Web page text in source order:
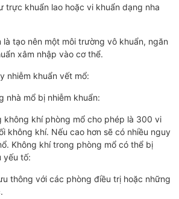
trực khuẩn lao hoặc vi khuẩn dạng nha
là tạo nên một môi trường vô khuẩn, ngăn
xâm nhập vào cơ thể.
nhiễm khuẩn vết mổ:
mổ bị nhiễm khuẩn:
không khí phòng mổ cho phép là 300 vi
không khí. Nếu cao hơn sẽ có nhiều nguy
Không khí trong phòng mổ có thể bị
yếu tố:
với các phòng điều trị hoặc những